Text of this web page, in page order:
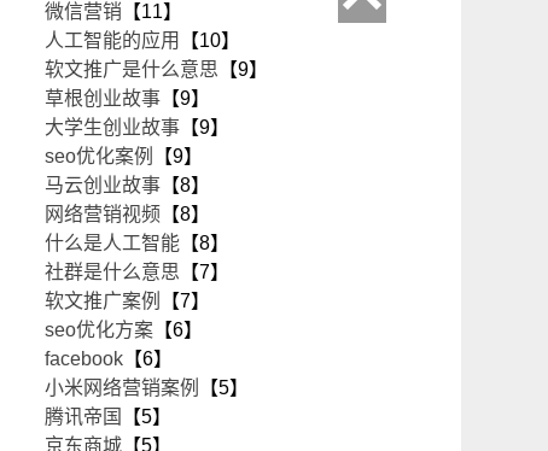
微信营销 【11】
人工智能的应用
【10】
软文推广是什么意思 【9】
草根创业故事 【9】
大学生创业故事 【9】
seo优化案例
【9】
马云创业故事 【8】
网络营销视频 【8】
什么是人工智能 【8】
社群是什么意思 【7】
软文推广案例
【7】
seo优化方案 【6】
facebook 【6】
小米网络营销案例
【5】
腾讯帝国
【5】
京东商城 【5】